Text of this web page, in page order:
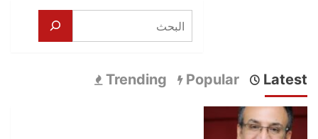
أعماله
المهام
البحث
Latest
Popular
Trending